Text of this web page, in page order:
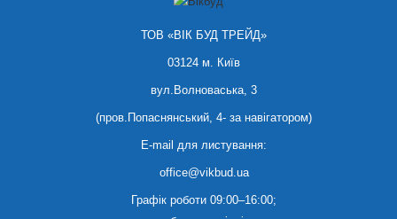
ТОВ «ВІК БУД ТРЕЙД»
03124 м. Київ
вул.Волноваська, 3
(пров.Попаснянський, 4- за навігатором)
E-mail для листування:
office@vikbud.ua
Графік роботи 09:00–16:00;